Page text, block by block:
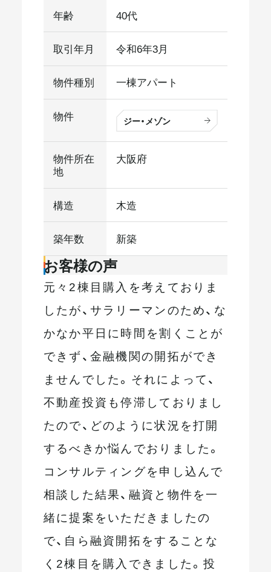
年齢 40代
取引年月 令和6年3月
物件種別 一棟アパート
物件 ジー・メゾン
物件所在
地
大阪府
構造 木造
築年数 新築
お客様の声
元々2棟目購入を考えておりま
したが、サラリーマンのため、な
かなか平日に時間を割くことが
できず、金融機関の開拓ができ
ませんでした。それによって、
不動産投資も停滞しておりまし
たので、どのように状況を打開
するべきか悩んでおりました。
コンサルティングを申し込んで
相談した結果、融資と物件を一
緒に提案をいただきましたの
で、自ら融資開拓をすることな
く2棟目を購入できました。投